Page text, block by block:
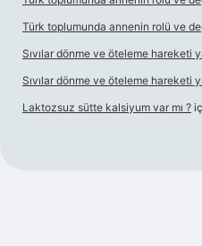
Türk toplumunda annenin rolü ve
Sıvılar dönme ve öteleme hareketi
Sıvılar dönme ve öteleme hareketi
Laktozsuz sütte kalsiyum var mı ?